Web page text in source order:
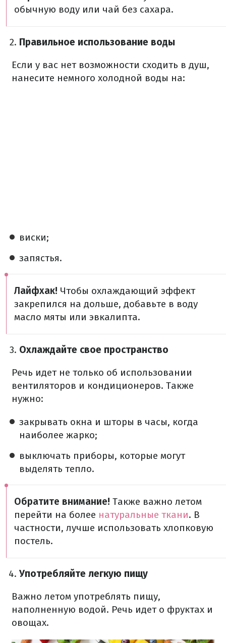
обычную воду или чай без сахара.
Правильное использование воды
Если у вас нет возможности сходить в душ,
нанесите немного холодной воды на:
виски;
запястья.
Лайфхак! Чтобы охлаждающий эффект
закрепился на дольше, добавьте в воду
масло мяты или эвкалипта.
Охлаждайте свое пространство
Речь идет не только об использовании
вентиляторов и кондиционеров. Также
нужно:
закрывать окна и шторы в часы, когда
наиболее жарко;
выключать приборы, которые могут
выделять тепло.
Обратите внимание! Также важно летом
перейти на более натуральные ткани. В
частности, лучше использовать хлопковую
постель.
Употребляйте легкую пищу
Важно летом употреблять пищу,
наполненную водой. Речь идет о фруктах и
овощах.